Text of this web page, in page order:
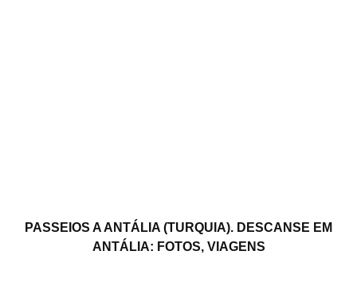
PASSEIOS A ANTÁLIA (TURQUIA). DESCANSE EM
ANTÁLIA: FOTOS, VIAGENS